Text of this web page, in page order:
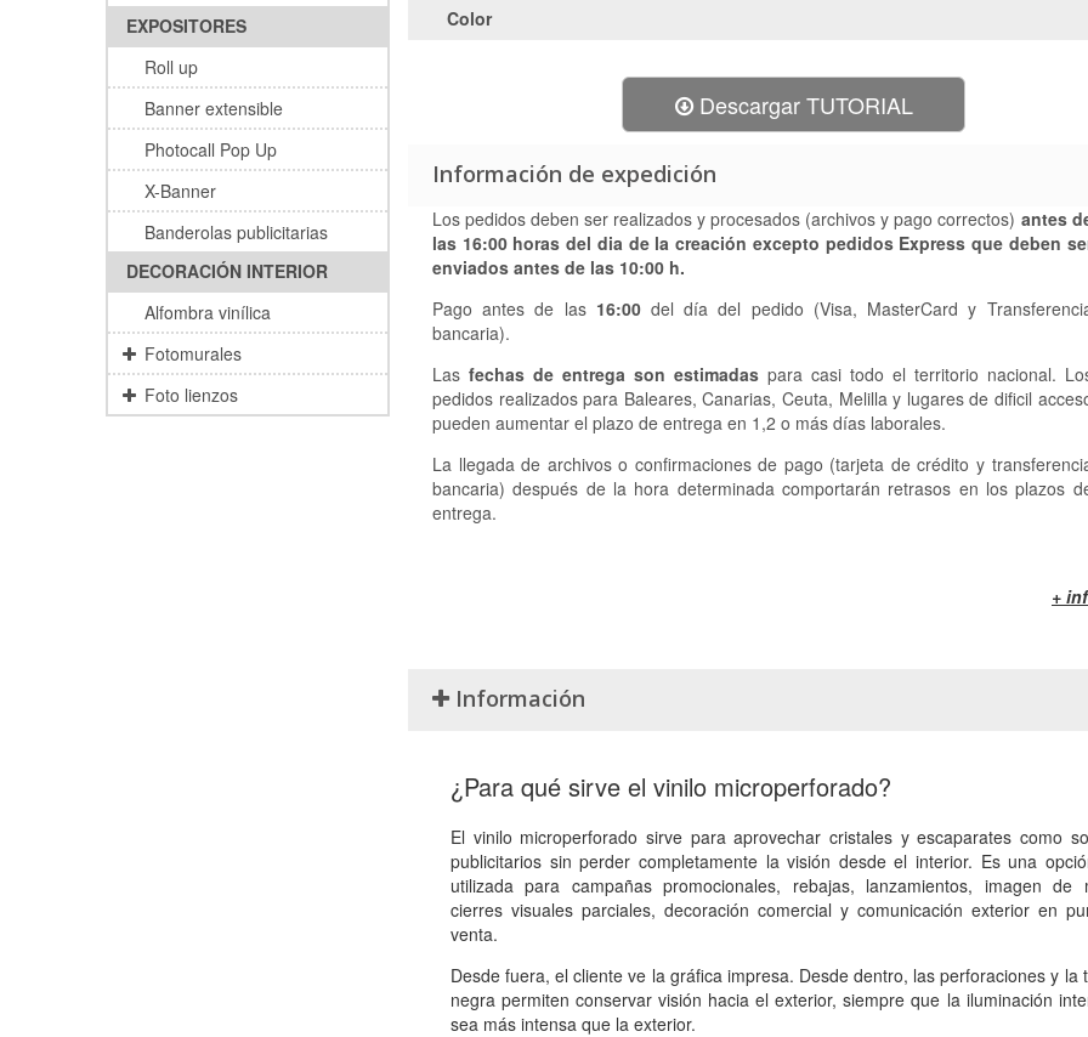
EXPOSITORES
Roll up
Banner extensible
Photocall Pop Up
X-Banner
Banderolas publicitarias
DECORACIÓN INTERIOR
Alfombra vinílica
Fotomurales
Foto lienzos
Color
Descargar TUTORIAL
Información de expedición
Los pedidos deben ser realizados y procesados (archivos y pago correctos) antes
las 16:00 horas del dia de la creación excepto pedidos Express que deben
enviados antes de las 10:00 h.
Pago antes de las 16:00del día del pedido (Visa, MasterCard y
bancaria).
Las fechas de entrega son estimadaspara casi todo el territorio nacional.
pedidos realizados para Baleares, Canarias, Ceuta, Melilla y lugares de dificil
pueden aumentar el plazo de entrega en 1,2 o más días laborales.
La llegada de archivos o confirmaciones de pago (tarjeta de crédito y
bancaria) después de la hora determinada comportarán retrasos en los plazos
entrega.
+
Información
¿Para qué sirve el vinilo microperforado?
El vinilo microperforado sirve para aprovechar cristales y escaparates como
publicitarios sin perder completamente la visión desde el interior. Es una
utilizada para campañas promocionales, rebajas, lanzamientos, imagen de
cierres visuales parciales, decoración comercial y comunicación exterior en
venta.
Desde fuera, el cliente ve la gráfica impresa. Desde dentro, las perforaciones y la
negra permiten conservar visión hacia el exterior, siempre que la iluminación
sea más intensa que la exterior.